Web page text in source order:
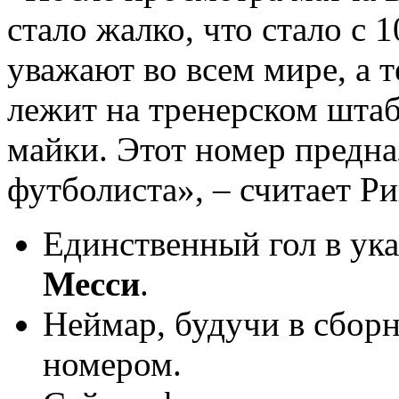
стало жалко, что стало
уважают во всем мире, а
лежит на тренерском
майки. Этот номер
футболиста», – считает
Единственный гол в
Месси.
Неймар, будучи в
номером.